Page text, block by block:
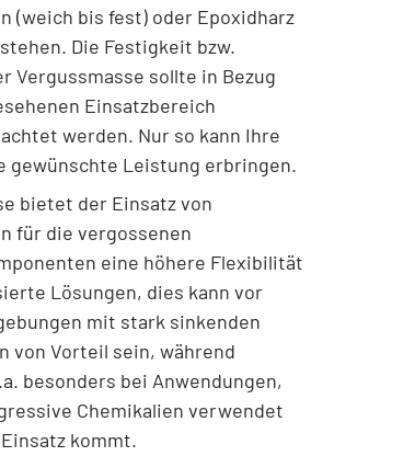
(weich bis fest) oder Epoxidharz
Die Festigkeit bzw.
Vergussmasse sollte in Bezug
Einsatzbereich
werden. Nur so kann Ihre
gewünschte Leistung erbringen.
bietet der Einsatz von
für die vergossenen
eine höhere Flexibilität
Lösungen, dies kann vor
mit stark sinkenden
von Vorteil sein, während
besonders bei Anwendungen,
Chemikalien verwendet
kommt.